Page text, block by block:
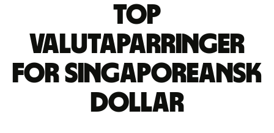
Top
valutaparringer
for singaporeansk
dollar